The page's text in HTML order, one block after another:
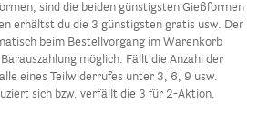
sind die beiden günstigsten Gießformen
erhältst du die 3 günstigsten gratis usw. Der
beim Bestellvorgang im Warenkorb
möglich. Fällt die Anzahl der
eines Teilwiderrufes unter 3, 6, 9 usw.
sich bzw. verfällt die 3 für 2-Aktion.